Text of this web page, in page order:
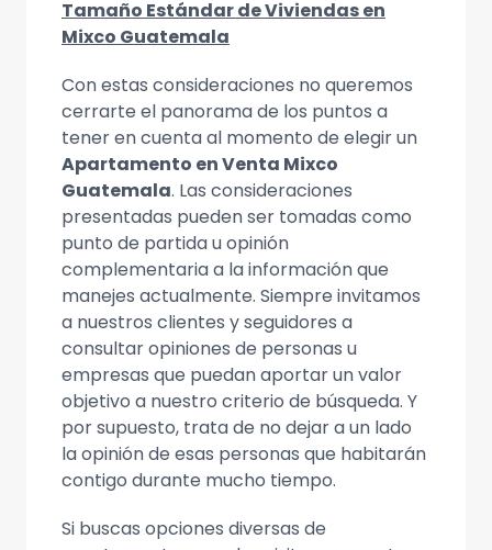
Tamaño Estándar de Viviendas en
Mixco Guatemala
Con estas consideraciones no queremos
cerrarte el panorama de los puntos a
tener en cuenta al momento de elegir un
Apartamento en Venta Mixco
Guatemala. Las consideraciones
presentadas pueden ser tomadas como
punto de partida u opinión
complementaria a la información que
manejes actualmente. Siempre invitamos
a nuestros clientes y seguidores a
consultar opiniones de personas u
empresas que puedan aportar un valor
objetivo a nuestro criterio de búsqueda. Y
por supuesto, trata de no dejar a un lado
la opinión de esas personas que habitarán
contigo durante mucho tiempo.
Si buscas opciones diversas de